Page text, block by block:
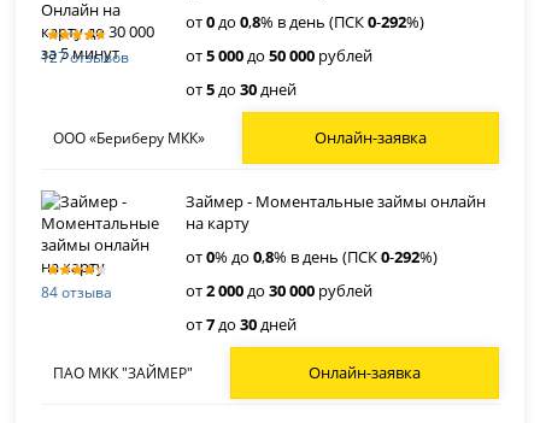
127 отзывов
от0до0,8% в день (ПСК0-292%)
от5 000до50 000 рублей
от5до30дней
ООО «Бериберу МКК» Онлайн-заявка
84 отзыва
Займер - Моментальные займы онлайн
на карту
от0% до0,8% в день (ПСК0-292%)
от2 000до30 000 рублей
от7до30дней
ПАО МКК "ЗАЙМЕР" Онлайн-заявка